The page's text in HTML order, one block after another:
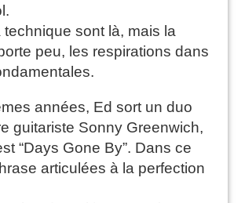
technique sont là, mais la
peu, les respirations dans
années, Ed sort un duo
guitariste Sonny Greenwich,
“Days Gone By”. Dans ce
articulées à la perfection